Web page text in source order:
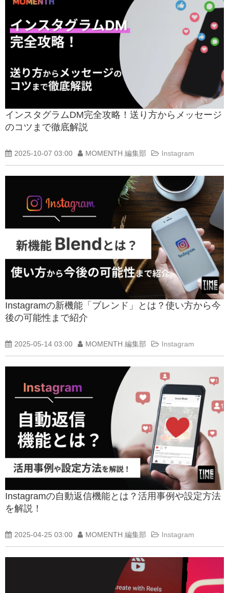
インスタグラムDM完全攻略！送り方からメッセージ
のコツまで徹底解説
2025-10-07 03:00 MOMENTH 編集部 Instagram
Instagramの新機能「ブレンド」とは？使い方から今
後の可能性まで紹介
2025-05-14 03:00 MOMENTH 編集部 Instagram
Instagramの自動返信機能とは？活用事例や設定方法
を解説！
2025-04-25 03:00 MOMENTH 編集部 Instagram